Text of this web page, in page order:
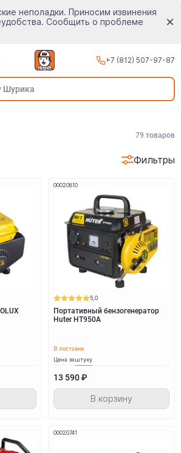
неполадки. Приносим извинения
Сообщить о проблеме
+7 (812) 507-97-87
79 товаров
Фильтры
00020810
5,0
Портативный бензогенератор
Huter HT950A
В поставке
Цена заштуку
13 590 ₽
В корзину
00020741